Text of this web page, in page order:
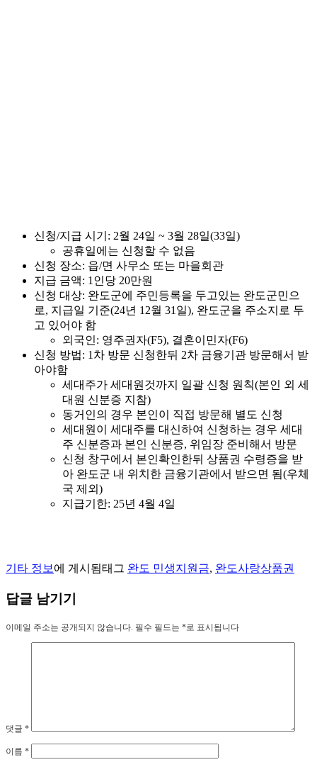
신청/지급 시기: 2월 24일 ~ 3월 28일(33일)
공휴일에는 신청할 수 없음
신청 장소: 읍/면 사무소 또는 마을회관
지급 금액: 1인당 20만원
신청 대상: 완도군에 주민등록을 두고있는 완도군민으
로, 지급일 기준(24년 12월 31일), 완도군을 주소지로 두
고 있어야 함
외국인: 영주권자(F5), 결혼이민자(F6)
신청 방법: 1차 방문 신청한뒤 2차 금융기관 방문해서 받
아야함
세대주가 세대원것까지 일괄 신청 원칙(본인 외 세
대원 신분증 지참)
동거인의 경우 본인이 직접 방문해 별도 신청
세대원이 세대주를 대신하여 신청하는 경우 세대
주 신분증과 본인 신분증, 위임장 준비해서 방문
신청 창구에서 본인확인한뒤 상품권 수령증을 받
아 완도군 내 위치한 금융기관에서 받으면 됨(우체
국 제외)
지급기한: 25년 4월 4일
기타 정보 에 게시됨태그 완도 민생지원금, 완도사랑상품권
답글 남기기
이메일 주소는 공개되지 않습니다. 필수 필드는 *로 표시됩니다
댓글 *
이름 *